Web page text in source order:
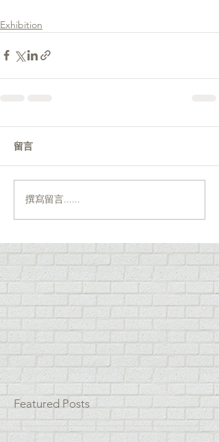
Exhibition
留言
撰寫留言......
Featured Posts